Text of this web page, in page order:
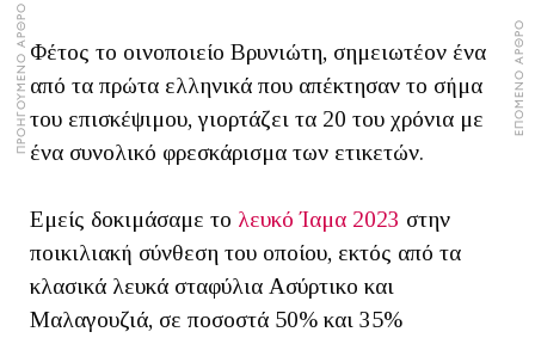
ΠΡΟΗΓΟΥΜΕΝΟ ΑΡΘΡΟ ΕΠΟΜΕΝΟ ΑΡΘΡΟ
Φέτος το οινοποιείο Βρυνιώτη, σημειωτέον ένα
από τα πρώτα ελληνικά που απέκτησαν το σήμα
του επισκέψιμου, γιορτάζει τα 20 του χρόνια με
ένα συνολικό φρεσκάρισμα των ετικετών.
Εμείς δοκιμάσαμε το λευκό Ίαμα 2023 στην
ποικιλιακή σύνθεση του οποίου, εκτός από τα
κλασικά λευκά σταφύλια Ασύρτικο και
Μαλαγουζιά, σε ποσοστά 50% και 35%